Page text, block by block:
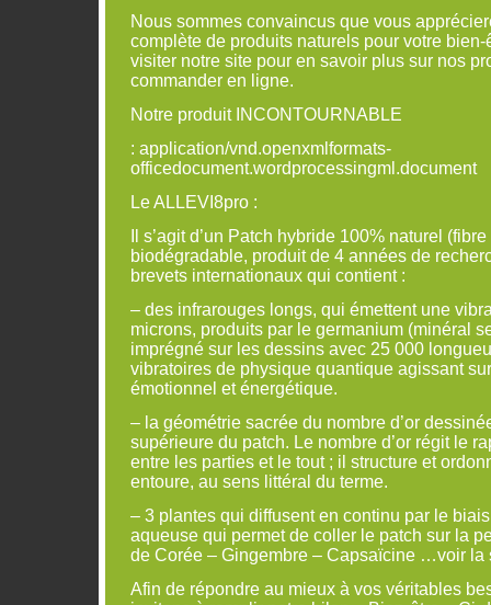
Nous sommes convaincus que vous
complète de produits naturels pour votre bien-
visiter notre site pour en savoir plus sur nos
commander en ligne.
Notre produit INCONTOURNABLE
: application/vnd.openxmlformats-
officedocument.wordprocessingml.document
Le ALLEVI8pro :
Il s’agit d’un Patch hybride 100% naturel
biodégradable, produit de 4 années de
brevets internationaux qui contient :
– des infrarouges longs, qui émettent une
microns, produits par le germanium (minéral
imprégné sur les dessins avec 25 000
vibratoires de physique quantique agissant
émotionnel et énergétique.
– la géométrie sacrée du nombre d’or
supérieure du patch. Le nombre d’or régit le
entre les parties et le tout ; il structure et
entoure, au sens littéral du terme.
– 3 plantes qui diffusent en continu par le
aqueuse qui permet de coller le patch sur la
de Corée – Gingembre – Capsaïcine …voir la
Afin de répondre au mieux à vos véritables